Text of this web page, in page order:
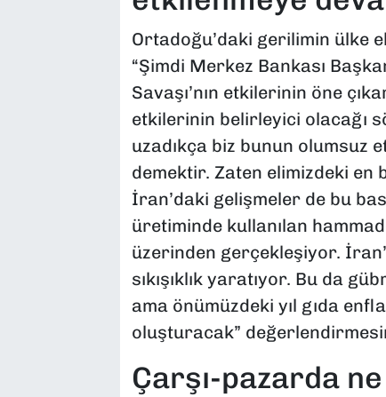
Ortadoğu’daki gerilimin ülke
“Şimdi Merkez Bankası
Savaşı’nın etkilerinin öne
etkilerinin belirleyici olacağı
uzadıkça biz bunun olumsuz
demektir. Zaten elimizdeki
İran’daki gelişmeler de bu
üretiminde kullanılan
üzerinden gerçekleşiyor.
sıkışıklık yaratıyor. Bu da
ama önümüzdeki yıl gıda
oluşturacak”
Çarşı-pazarda